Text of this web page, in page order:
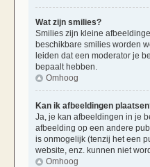
Wat zijn smilies?
Smilies zijn kleine
beschikbare smilies worden
leiden dat een moderator je
bepaalt hebben.
Omhoog
Kan ik afbeeldingen
Ja, je kan afbeeldingen in je
afbeelding op een andere
is onmogelijk (tenzij het een
website, enz. kunnen niet
Omhoog